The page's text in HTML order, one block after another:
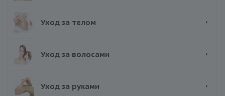
Уход за телом
Уход за волосами
Уход за руками